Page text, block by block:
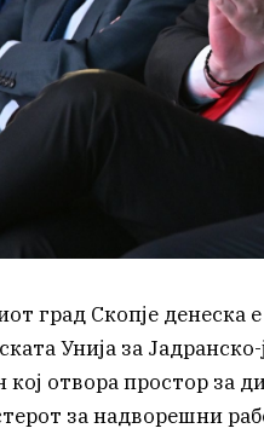
град Скопје денеска
Унија за
кој отвора простор за
за надворешни